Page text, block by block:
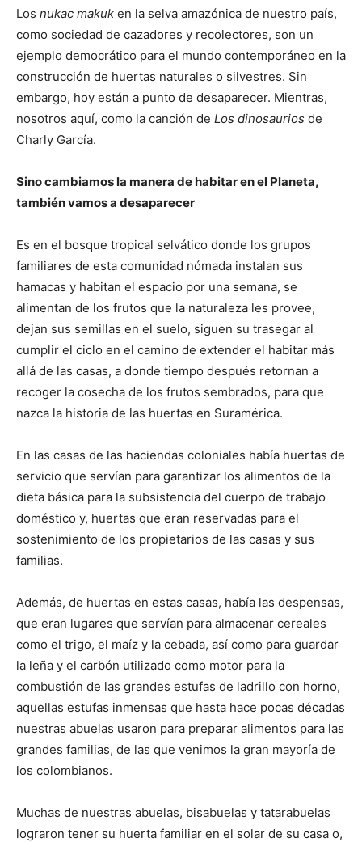
Los nukac makuk en la selva amazónica de nuestro país,
como sociedad de cazadores y recolectores, son un
ejemplo democrático para el mundo contemporáneo en la
construcción de huertas naturales o silvestres. Sin
embargo, hoy están a punto de desaparecer. Mientras,
nosotros aquí, como la canción de Los dinosaurios de
Charly García.
Sino cambiamos la manera de habitar en el Planeta,
también vamos a desaparecer
Es en el bosque tropical selvático donde los grupos
familiares de esta comunidad nómada instalan sus
hamacas y habitan el espacio por una semana, se
alimentan de los frutos que la naturaleza les provee,
dejan sus semillas en el suelo, siguen su trasegar al
cumplir el ciclo en el camino de extender el habitar más
allá de las casas, a donde tiempo después retornan a
recoger la cosecha de los frutos sembrados, para que
nazca la historia de las huertas en Suramérica.
En las casas de las haciendas coloniales había huertas de
servicio que servían para garantizar los alimentos de la
dieta básica para la subsistencia del cuerpo de trabajo
doméstico y, huertas que eran reservadas para el
sostenimiento de los propietarios de las casas y sus
familias.
Además, de huertas en estas casas, había las despensas,
que eran lugares que servían para almacenar cereales
como el trigo, el maíz y la cebada, así como para guardar
la leña y el carbón utilizado como motor para la
combustión de las grandes estufas de ladrillo con horno,
aquellas estufas inmensas que hasta hace pocas décadas
nuestras abuelas usaron para preparar alimentos para las
grandes familias, de las que venimos la gran mayoría de
los colombianos.
Muchas de nuestras abuelas, bisabuelas y tatarabuelas
lograron tener su huerta familiar en el solar de su casa o,